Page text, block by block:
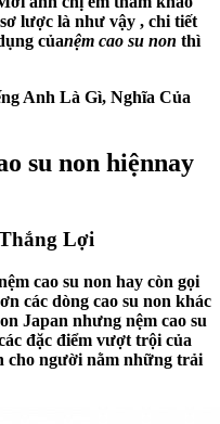
sơ lược là như vậy , chi tiết
củanệm cao su non thì
Anh Là Gì, Nghĩa Của
su non hiệnnay
Lợi
cao su non hay còn gọi
các dòng cao su non khác
Japan nhưng nệm cao su
đặc điểm vượt trội của
cho người nằm những trải